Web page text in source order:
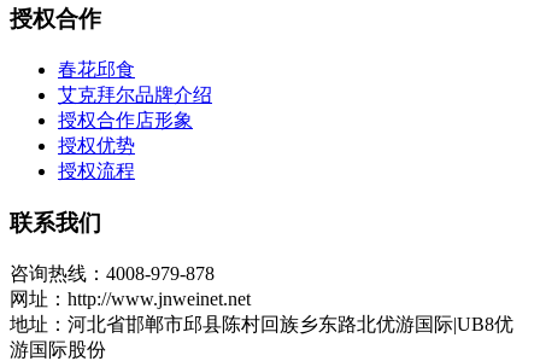
授权合作
春花邱食
艾克拜尔品牌介绍
授权合作店形象
授权优势
授权流程
联系我们
咨询热线：4008-979-878
网址：http://www.jnweinet.net
地址：河北省邯郸市邱县陈村回族乡东路北优游国际|UB8优
游国际股份